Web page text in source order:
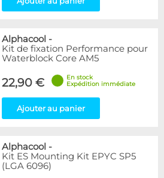
Alphacool -
Kit de fixation Performance pour
Waterblock Core AM5
22,90 €
En stock
Expédition immédiate
Ajouter au panier
Alphacool -
Kit ES Mounting Kit EPYC SP5
(LGA 6096)